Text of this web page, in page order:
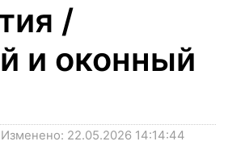
/
и оконный
Изменено: 22.05.2026 14:14:44